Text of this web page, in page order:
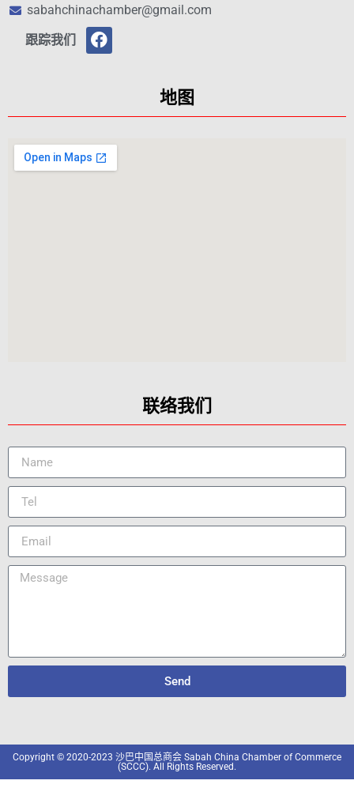
sabahchinachamber@gmail.com
跟踪我们
地图
联络我们
Send
Copyright © 2020-2023 沙巴中国总商会 Sabah China Chamber of Commerce
(SCCC). All Rights Reserved.